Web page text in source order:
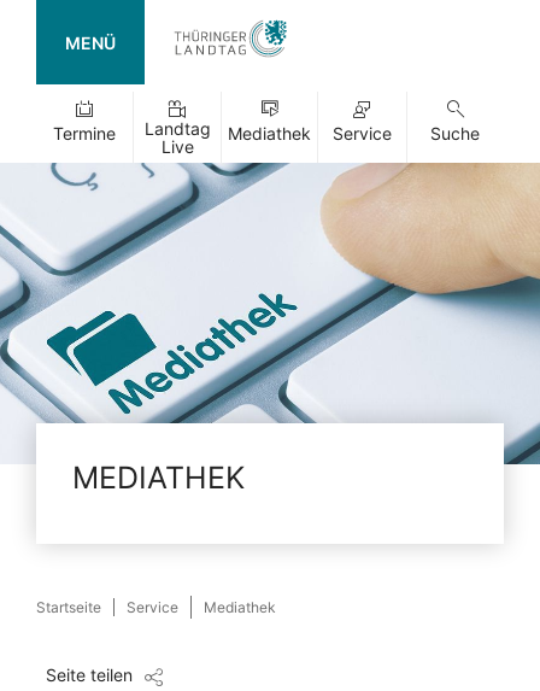
MENÜ
Termine
Landtag
Live
Mediathek Service Suche
MEDIATHEK
Startseite Service Mediathek
Seite teilen